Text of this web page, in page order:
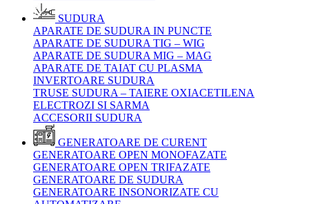
SUDURA
APARATE DE SUDURA IN PUNCTE
APARATE DE SUDURA TIG – WIG
APARATE DE SUDURA MIG – MAG
APARATE DE TAIAT CU PLASMA
INVERTOARE SUDURA
TRUSE SUDURA – TAIERE OXIACETILENA
ELECTROZI SI SARMA
ACCESORII SUDURA
GENERATOARE DE CURENT
GENERATOARE OPEN MONOFAZATE
GENERATOARE OPEN TRIFAZATE
GENERATOARE DE SUDURA
GENERATOARE INSONORIZATE CU